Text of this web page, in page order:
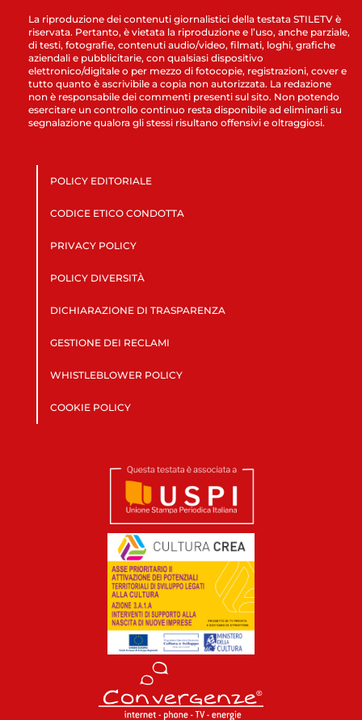
La riproduzione dei contenuti giornalistici della testata STILETV è
riservata. Pertanto, è vietata la riproduzione e l’uso, anche parziale,
di testi, fotografie, contenuti audio/video, filmati, loghi, grafiche
aziendali e pubblicitarie, con qualsiasi dispositivo
elettronico/digitale o per mezzo di fotocopie, registrazioni, cover e
tutto quanto è ascrivibile a copia non autorizzata. La redazione
non è responsabile dei commenti presenti sul sito. Non potendo
esercitare un controllo continuo resta disponibile ad eliminarli su
segnalazione qualora gli stessi risultano offensivi e oltraggiosi.
POLICY EDITORIALE
CODICE ETICO CONDOTTA
PRIVACY POLICY
POLICY DIVERSITÀ
DICHIARAZIONE DI TRASPARENZA
GESTIONE DEI RECLAMI
WHISTLEBLOWER POLICY
COOKIE POLICY